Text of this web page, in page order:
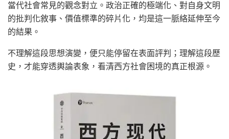
當代社會常見的觀念對立。政治正確的極端化、對自身文明
的批判化敘事、價值標準的碎片化，均是這一脈絡延伸至今
的結果。
不理解這段思想演變，便只能停留在表面評判；理解這段歷
史，才能穿透輿論表象，看清西方社會困境的真正根源。